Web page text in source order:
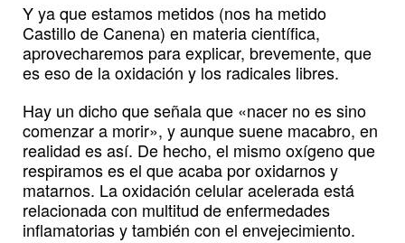
Y ya que estamos metidos (nos ha metido
Castillo de Canena) en materia científica,
aprovecharemos para explicar, brevemente, que
es eso de la oxidación y los radicales libres.
Hay un dicho que señala que «nacer no es sino
comenzar a morir», y aunque suene macabro, en
realidad es así. De hecho, el mismo oxígeno que
respiramos es el que acaba por oxidarnos y
matarnos. La oxidación celular acelerada está
relacionada con multitud de enfermedades
inflamatorias y también con el envejecimiento.